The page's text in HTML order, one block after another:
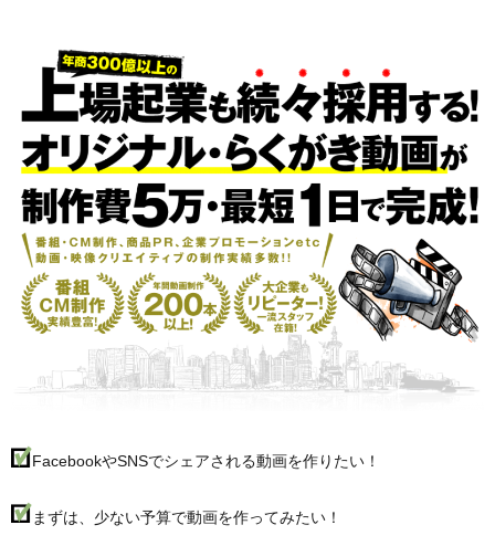
FacebookやSNSでシェアされる動画を作りたい！
まずは、少ない予算で動画を作ってみたい！